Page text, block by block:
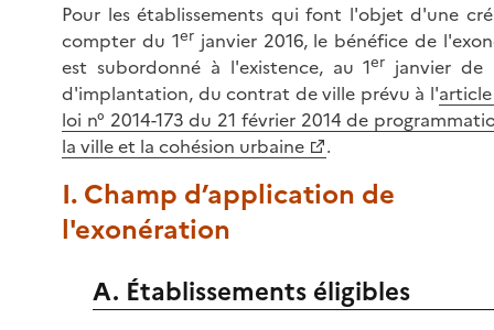
Pour les établissements qui font l'objet d'une
compter du 1erjanvier 2016, le bénéfice de
est subordonné à l'existence, au 1er janvier de
d'implantation, du contrat de ville prévu à l'
loi n° 2014-173 du 21 février 2014 de
la ville et la cohésion urbaine
.
I. Champ d’application de
l'exonération
A. Établissements éligibles